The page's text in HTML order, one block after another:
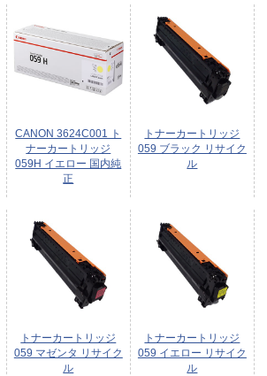
CANON 3624C001 ト
ナーカートリッジ
059H イエロー 国内純
正
トナーカートリッジ
059 ブラック リサイク
ル
トナーカートリッジ
059 マゼンタ リサイク
ル
トナーカートリッジ
059 イエロー リサイク
ル